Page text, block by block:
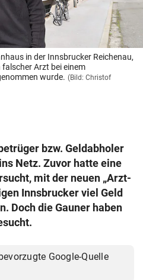
Co KG 2026
in der Innsbrucker Reichenau,
Arzt bei einem
wurde. (Bild: Christof
bzw. Geldabholer
Netz. Zuvor hatte eine
mit der neuen „Arzt-
Innsbrucker viel Geld
Doch die Gauner haben
Google-Quelle